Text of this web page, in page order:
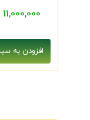
11,000,000 ریال